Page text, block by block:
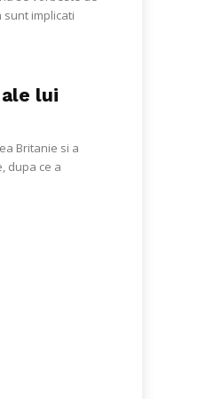
implicati
lui
Britanie si a
dupa ce a